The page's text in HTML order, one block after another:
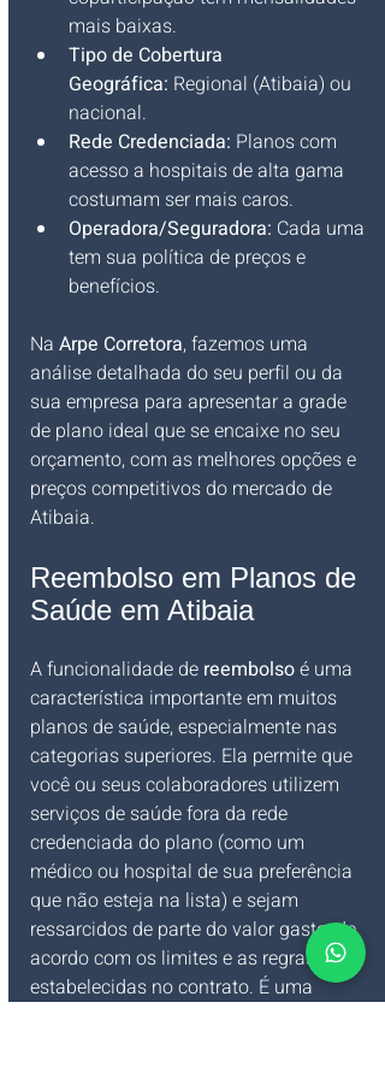
mais baixas.
Tipo de Cobertura
Geográfica: Regional (Atibaia) ou
nacional.
Rede Credenciada: Planos com
acesso a hospitais de alta gama
costumam ser mais caros.
Operadora/Seguradora: Cada uma
tem sua política de preços e
benefícios.
Na Arpe Corretora, fazemos uma
análise detalhada do seu perfil ou da
sua empresa para apresentar a grade
de plano ideal que se encaixe no seu
orçamento, com as melhores opções e
preços competitivos do mercado de
Atibaia.
Reembolso em Planos de
Saúde em Atibaia
A funcionalidade de reembolso é uma
característica importante em muitos
planos de saúde, especialmente nas
categorias superiores. Ela permite que
você ou seus colaboradores utilizem
serviços de saúde fora da rede
credenciada do plano (como um
médico ou hospital de sua preferência
que não esteja na lista) e sejam
ressarcidos de parte do valor gasto, de
acordo com os limites e as regras
estabelecidas no contrato. É uma